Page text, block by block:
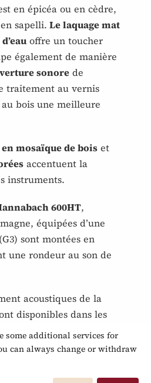
en épicéa ou en cèdre,
sapelli. Le laquage mat
offre un toucher
également de manière
sonore de
traitement au vernis
bois une meilleure
mosaïque de bois et
accentuent la
instruments.
600HT,
équipées d’une
sont montées en
une rondeur au son de
acoustiques de la
disponibles dans les
: 4/4, 7/8, 3/4 et 1/2.
deux versions
électro-
some additional services for
can always change or withdraw